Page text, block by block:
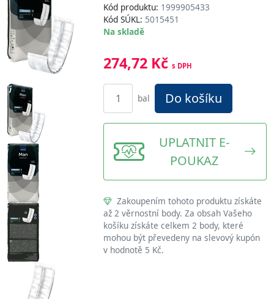
Kód produktu: 1999905433
Kód SÚKL: 5015451
Na skladě
274,72 Kčs DPH
bal Do košíku
UPLATNIT E-
POUKAZ
Zakoupením tohoto produktu získáte
až 2 věrnostní body. Za obsah Vašeho
košíku získáte celkem 2 body, které
mohou být převedeny na slevový kupón
v hodnotě 5 Kč.